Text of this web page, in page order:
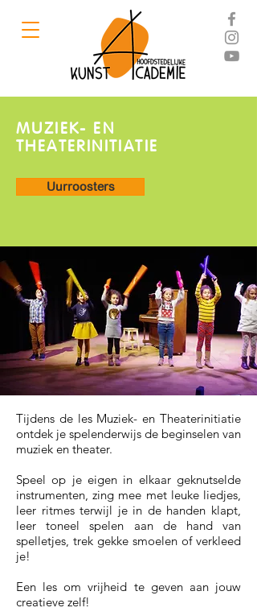
MUZIEK- EN
THEATERINITIATIE
Uurroosters
Tijdens de les Muziek- en Theaterinitiatie
ontdek je spelenderwijs de beginselen van
muziek en theater.
Speel op je eigen in elkaar geknutselde
instrumenten, zing mee met leuke liedjes,
leer ritmes terwijl je in de handen klapt,
leer toneel spelen aan de hand van
spelletjes, trek gekke smoelen of verkleed
je!
Een les om vrijheid te geven aan jouw
creatieve zelf!